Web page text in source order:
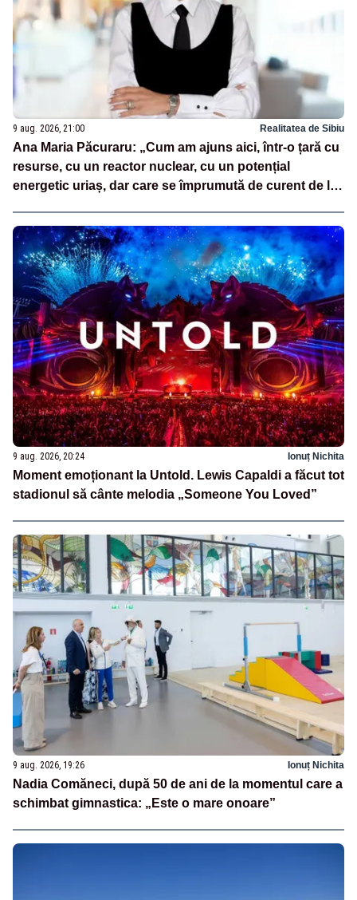
9 aug. 2026, 21:00 Realitatea de Sibiu
Ana Maria Păcuraru: „Cum am ajuns aici, într-o țară cu
resurse, cu un reactor nuclear, cu un potențial
energetic uriaș, dar care se împrumută de curent de la
9 aug. 2026, 20:24 Ionuț Nichita
Moment emoționant la Untold. Lewis Capaldi a făcut tot
stadionul să cânte melodia „Someone You Loved”
9 aug. 2026, 19:26 Ionuț Nichita
Nadia Comăneci, după 50 de ani de la momentul care a
schimbat gimnastica: „Este o mare onoare”